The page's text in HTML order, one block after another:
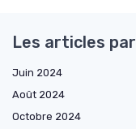
Les articles
Juin 2024
Août 2024
Octobre 2024